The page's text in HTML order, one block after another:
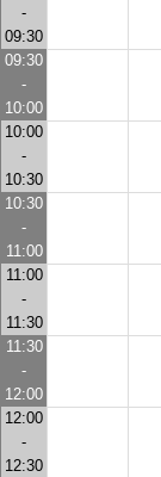
-
09:30
09:30
-
10:00
10:00
-
10:30
10:30
-
11:00
11:00
-
11:30
11:30
-
12:00
12:00
-
12:30